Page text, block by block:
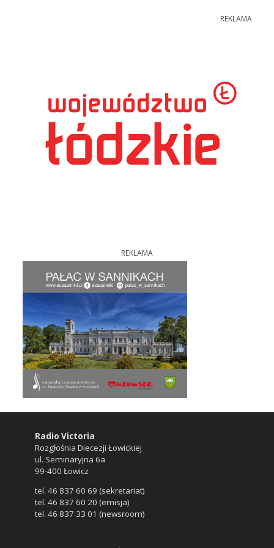
REKLAMA
REKLAMA
Radio Victoria
Rozgłośnia Diecezji Łowickiej
ul. Seminaryjna 6a
99-400 Łowicz
tel. 46 837 60 69 (sekretariat)
tel. 46 837 60 20 (emisja)
tel. 46 837 33 01 (newsroom)